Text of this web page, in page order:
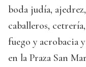
boda judía,
caballeros,
fuego y acrobacia
en la Praza San